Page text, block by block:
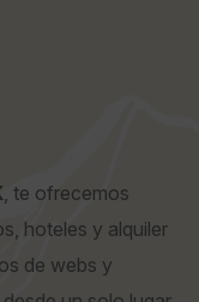
, te ofrecemos
hoteles y alquiler
de webs y